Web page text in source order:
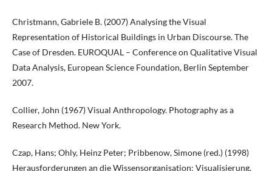
Christmann, Gabriele B. (2007) Analysing the Visual
Representation of Historical Buildings in Urban Discourse. The
Case of Dresden. EUROQUAL – Conference on Qualitative Visual
Data Analysis, European Science Foundation, Berlin September
2007.
Collier, John (1967) Visual Anthropology. Photography as a
Research Method. New York.
Czap, Hans; Ohly, Heinz Peter; Pribbenow, Simone (red.) (1998)
Herausforderungen an die Wissensorganisation: Visualisierung,